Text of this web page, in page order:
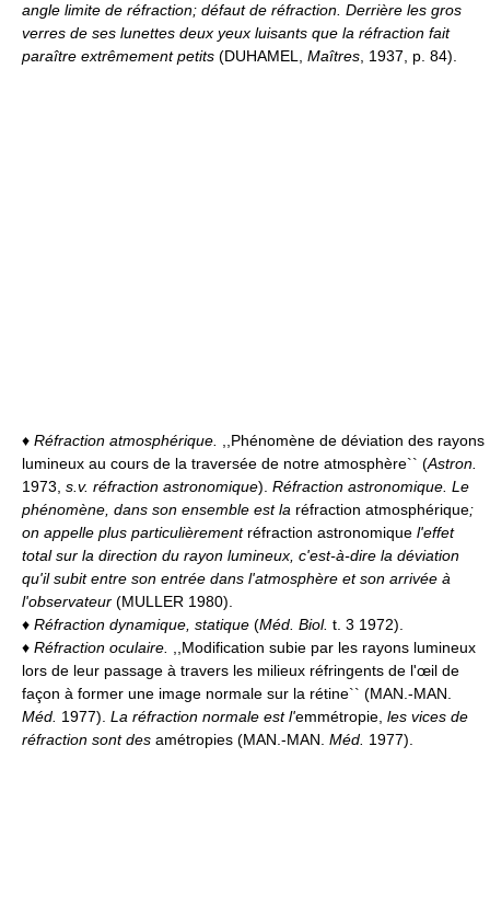
angle limite de réfraction; défaut de réfraction. Derrière les gros
verres de ses lunettes deux yeux luisants que la réfraction fait
paraître extrêmement petits (DUHAMEL, Maîtres , 1937, p. 84).
♦ Réfraction atmosphérique.
,,Phénomène de déviation des rayons
lumineux au cours de la traversée de notre atmosphère`` (Astron.
1973, s.v. réfraction astronomique). Réfraction astronomique. Le
phénomène, dans son ensemble est la réfraction atmosphérique;
on appelle plus particulièrement réfraction astronomique l'effet
total sur la direction du rayon lumineux, c'est-à-dire la déviation
qu'il subit entre son entrée dans l'atmosphère et son arrivée à
l'observateur (MULLER 1980).
♦ Réfraction dynamique, statique (Méd. Biol. t. 3 1972).
♦ Réfraction oculaire.
,,Modification subie par les rayons lumineux
lors de leur passage à travers les milieux réfringents de l'œil de
façon à former une image normale sur la rétine`` (MAN.-MAN.
Méd. 1977). La réfraction normale est l'emmétropie, les vices de
réfraction sont des amétropies (MAN.-MAN. Méd. 1977).